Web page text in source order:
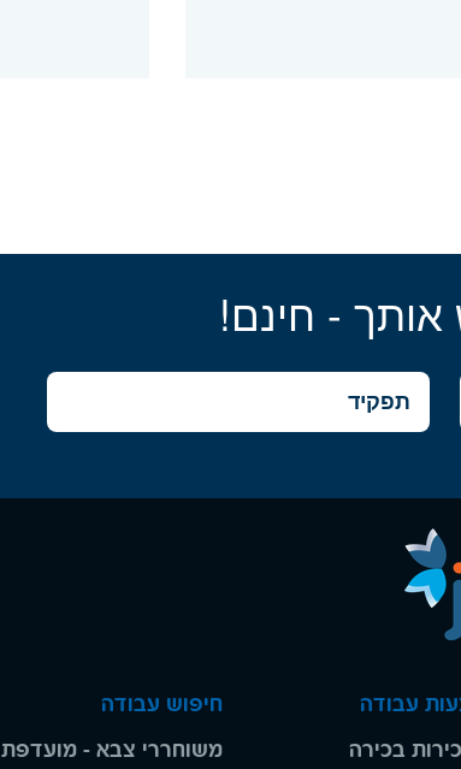
- חינם!
עבודה
בכירה
חיפוש עבודה
משוחררי צבא - מועדפת